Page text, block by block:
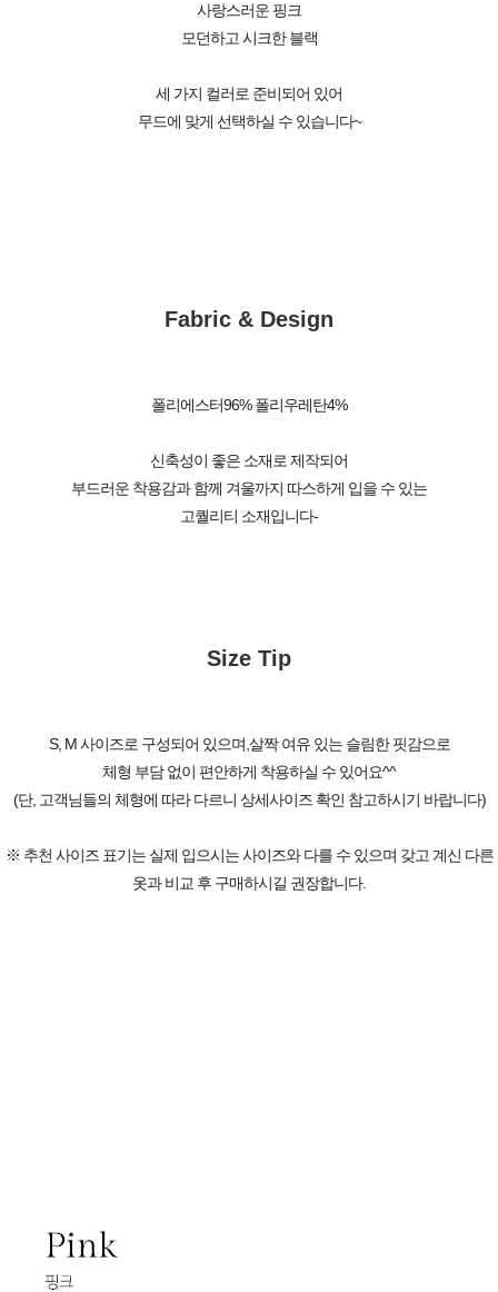
사랑스러운 핑크
모던하고 시크한 블랙
세 가지 컬러로 준비되어 있어
무드에 맞게 선택하실 수 있습니다~
Fabric & Design
폴리에스터96% 폴리우레탄4%
신축성이 좋은 소재로 제작되어
부드러운 착용감과 함께 겨울까지 따스하게 입을 수 있는
고퀄리티 소재입니다-
Size Tip
S, M 사이즈로 구성되어 있으며,살짝 여유 있는 슬림한 핏감으로
체형 부담 없이 편안하게 착용하실 수 있어요^^
(단, 고객님들의 체형에 따라 다르니 상세사이즈 확인 참고하시기 바랍니다)
※ 추천 사이즈 표기는 실제 입으시는 사이즈와 다를 수 있으며 갖고 계신 다른
옷과 비교 후 구매하시길 권장합니다.